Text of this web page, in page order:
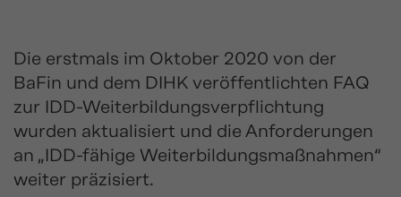
Die erstmals im Oktober 2020 von der
BaFin und dem DIHK veröffentlichten FAQ
zur IDD-Weiterbildungsverpflichtung
wurden aktualisiert und die Anforderungen
an „IDD-fähige Weiterbildungsmaßnahmen“
weiter präzisiert.